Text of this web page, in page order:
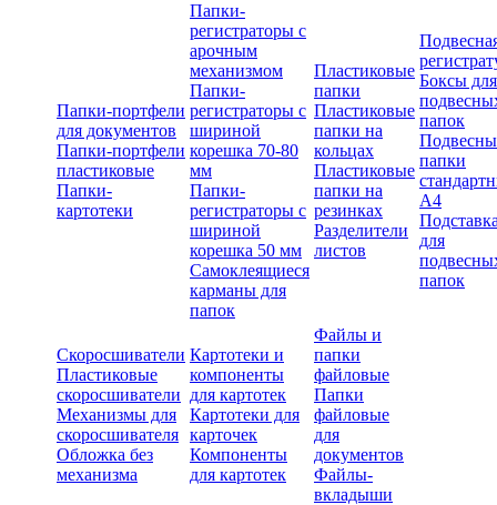
Папки-портфели
для документов
Папки-портфели
пластиковые
Папки-
картотеки
Папки-
регистраторы с
арочным
механизмом
Папки-
регистраторы с
шириной
корешка 70-80
мм
Папки-
регистраторы с
шириной
корешка 50 мм
Самоклеящиеся
карманы для
папок
Пластиковые
папки
Пластиковые
папки на
кольцах
Пластиковые
папки на
резинках
Разделители
листов
Боксы для
папок
папки
А4
для
папок
Скоросшиватели
Пластиковые
скоросшиватели
Механизмы для
скоросшивателя
Обложка без
механизма
Картотеки и
компоненты
для картотек
Картотеки для
карточек
Компоненты
для картотек
Файлы и
папки
файловые
Папки
файловые
для
документов
Файлы-
вкладыши